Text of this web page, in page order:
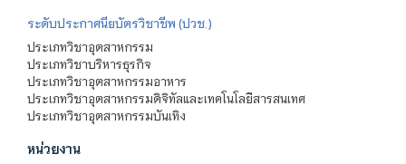
ระดับประกาศนียบัตรวิชาชีพ (ปวช.)
ประเภทวิชาอุตสาหกรรม
ประเภทวิชาบริหารธุรกิจ
ประเภทวิชาอุตสาหกรรมอาหาร
ประเภทวิชาอุตสาหกรรมดิจิทัลและเทคโนโลยีสารสนเทศ
ประเภทวิชาอุตสาหกรรมบันเทิง
หน่วยงาน